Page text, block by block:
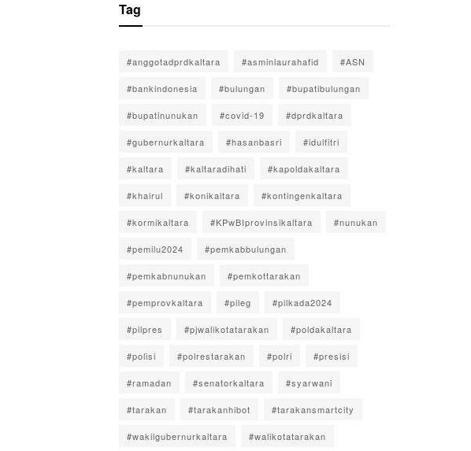
Tag
#anggotadprdkaltara #asminlaurahafid #ASN
#bankindonesia #bulungan #bupatibulungan
#bupatinunukan #covid-19 #dprdkaltara
#gubernurkaltara #hasanbasri #idulfitri
#kaltara #kaltaradihati #kapoldakaltara
#khairul #konikaltara #kontingenkaltara
#kormikaltara #KPwBIprovinsikaltara #nunukan
#pemilu2024 #pemkabbulungan
#pemkabnunukan #pemkottarakan
#pemprovkaltara #pileg #pilkada2024
#pilpres #pjwalikotatarakan #poldakaltara
#polisi #polrestarakan #polri #presisi
#ramadan #senatorkaltara #syarwani
#tarakan #tarakanhibot #tarakansmartcity
#wakilgubernurkaltara #walikotatarakan